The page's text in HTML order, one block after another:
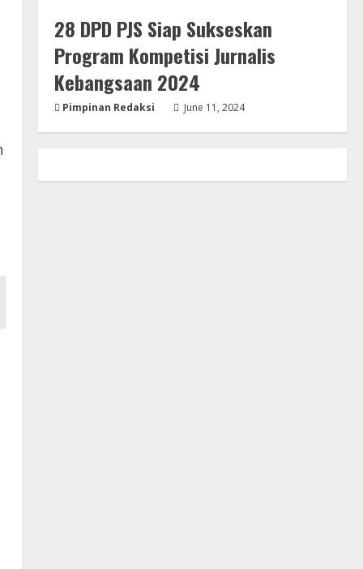
28 DPD PJS Siap Sukseskan
Program Kompetisi Jurnalis
Kebangsaan 2024
Pimpinan Redaksi June 11, 2024